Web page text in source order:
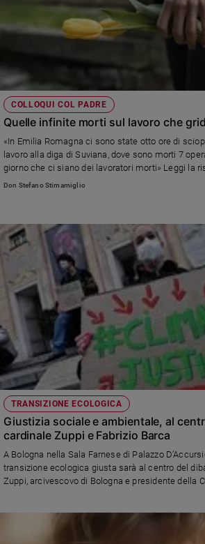
COLLOQUI COL PADRE
Quelle infinite morti sul lavoro che
«In Emilia Romagna ci sono state otto ore di
lavoro alla diga di Suviana, dove sono morti 7
giorno che ci siano dei lavoratori morti» Leggi la
Stimamiglio, direttore di Famiglia Cristiana
Don Stefano Stimamiglio
TRANSIZIONE ECOLOGICA
Giustizia sociale e ambientale, al
cardinale Zuppi e Fabrizio Barca
A Bologna nella Sala Farnese di Palazzo
transizione ecologica giusta sarà al centro del
Zuppi, arcivescovo di Bologna e presidente della